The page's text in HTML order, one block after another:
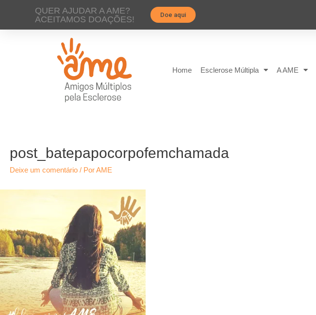
QUER AJUDAR A AME?
ACEITAMOS DOAÇÕES!
Doe aqui
Home Esclerose Múltipla A AME
post_batepapocorpofemchamada
Deixe um comentário / PorAME